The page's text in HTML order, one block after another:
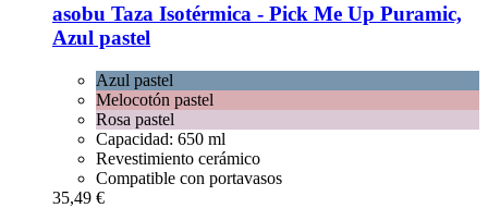
asobu Taza Isotérmica -​ Pick Me Up Puramic,
Azul pastel
Azul pastel
Melocotón pastel
Rosa pastel
Capacidad: 650 ml
Revestimiento cerámico
Compatible con portavasos
35,49 €